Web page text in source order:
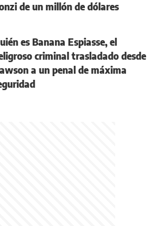
de un millón de dólares
es Banana Espiasse, el
criminal trasladado desde
a un penal de máxima